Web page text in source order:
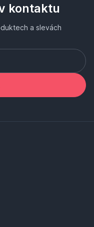
kontaktu
a slevách